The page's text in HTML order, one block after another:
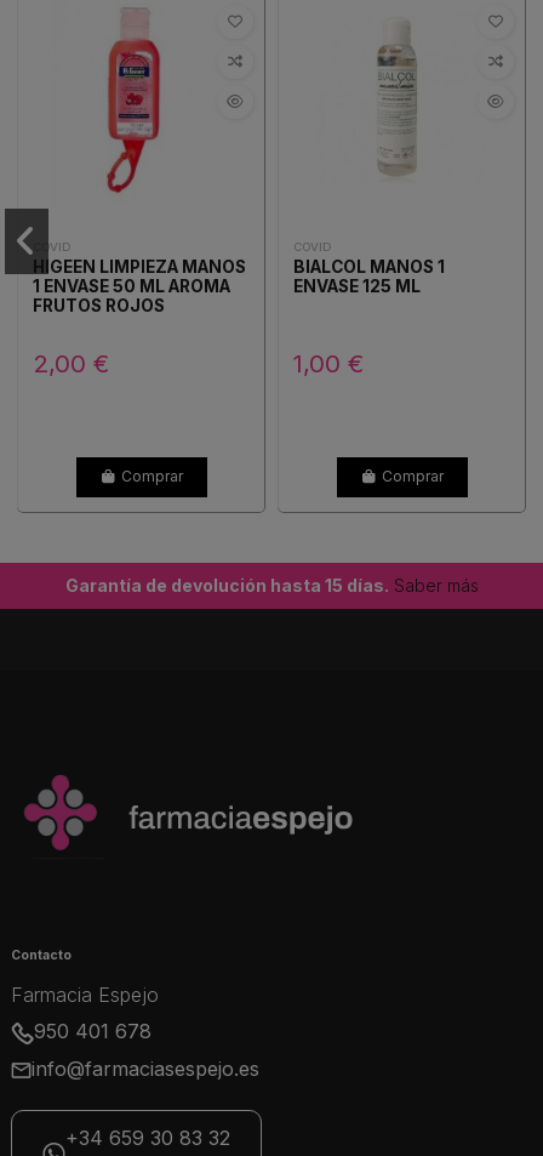
COVID
HIGEEN LIMPIEZA MANOS
1 ENVASE 50 ML AROMA
FRUTOS ROJOS
2,00 €
Comprar
COVID
BIALCOL MANOS 1
ENVASE 125 ML
1,00 €
Comprar
Garantía de devolución hasta 15 días. Saber más
Contacto
Farmacia Espejo
950 401 678
info@farmaciasespejo.es
+34 659 30 83 32